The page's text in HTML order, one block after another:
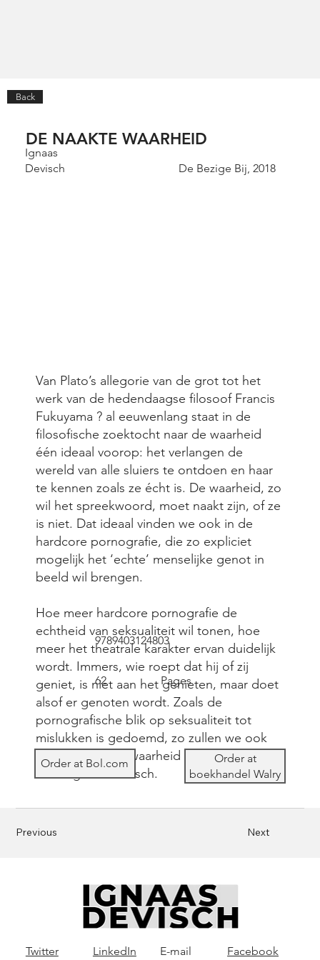
DE NAAKTE WAARHEID
De Bezige Bij, 2018
Ignaas
Devisch
Back
Van Plato’s allegorie van de grot tot het
werk van de hedendaagse filosoof Francis
Fukuyama ? al eeuwenlang staat in de
filosofische zoektocht naar de waarheid
één ideaal voorop: het verlangen de
wereld van alle sluiers te ontdoen en haar
te kennen zoals ze écht is. De waarheid, zo
wil het spreekwoord, moet naakt zijn, of ze
is niet. Dat ideaal vinden we ook in de
hardcore pornografie, die zo expliciet
mogelijk het ‘echte’ menselijke genot in
beeld wil brengen.
Hoe meer hardcore pornografie de
echtheid van seksualiteit wil tonen, hoe
meer het theatrale karakter ervan duidelijk
wordt. Immers, wie roept dat hij of zij
geniet, is niet aan het genieten, maar doet
alsof er genoten wordt. Zoals de
pornografische blik op seksualiteit tot
mislukken is gedoemd, zo zullen we ook
nooit de naakte waarheid kunnen bereiken,
aldus Ignaas Devisch.
9789403124803
62 Pages
Order at Bol.com
Order at
boekhandel Walry
Previous Next
Twitter E-mail
LinkedIn Facebook